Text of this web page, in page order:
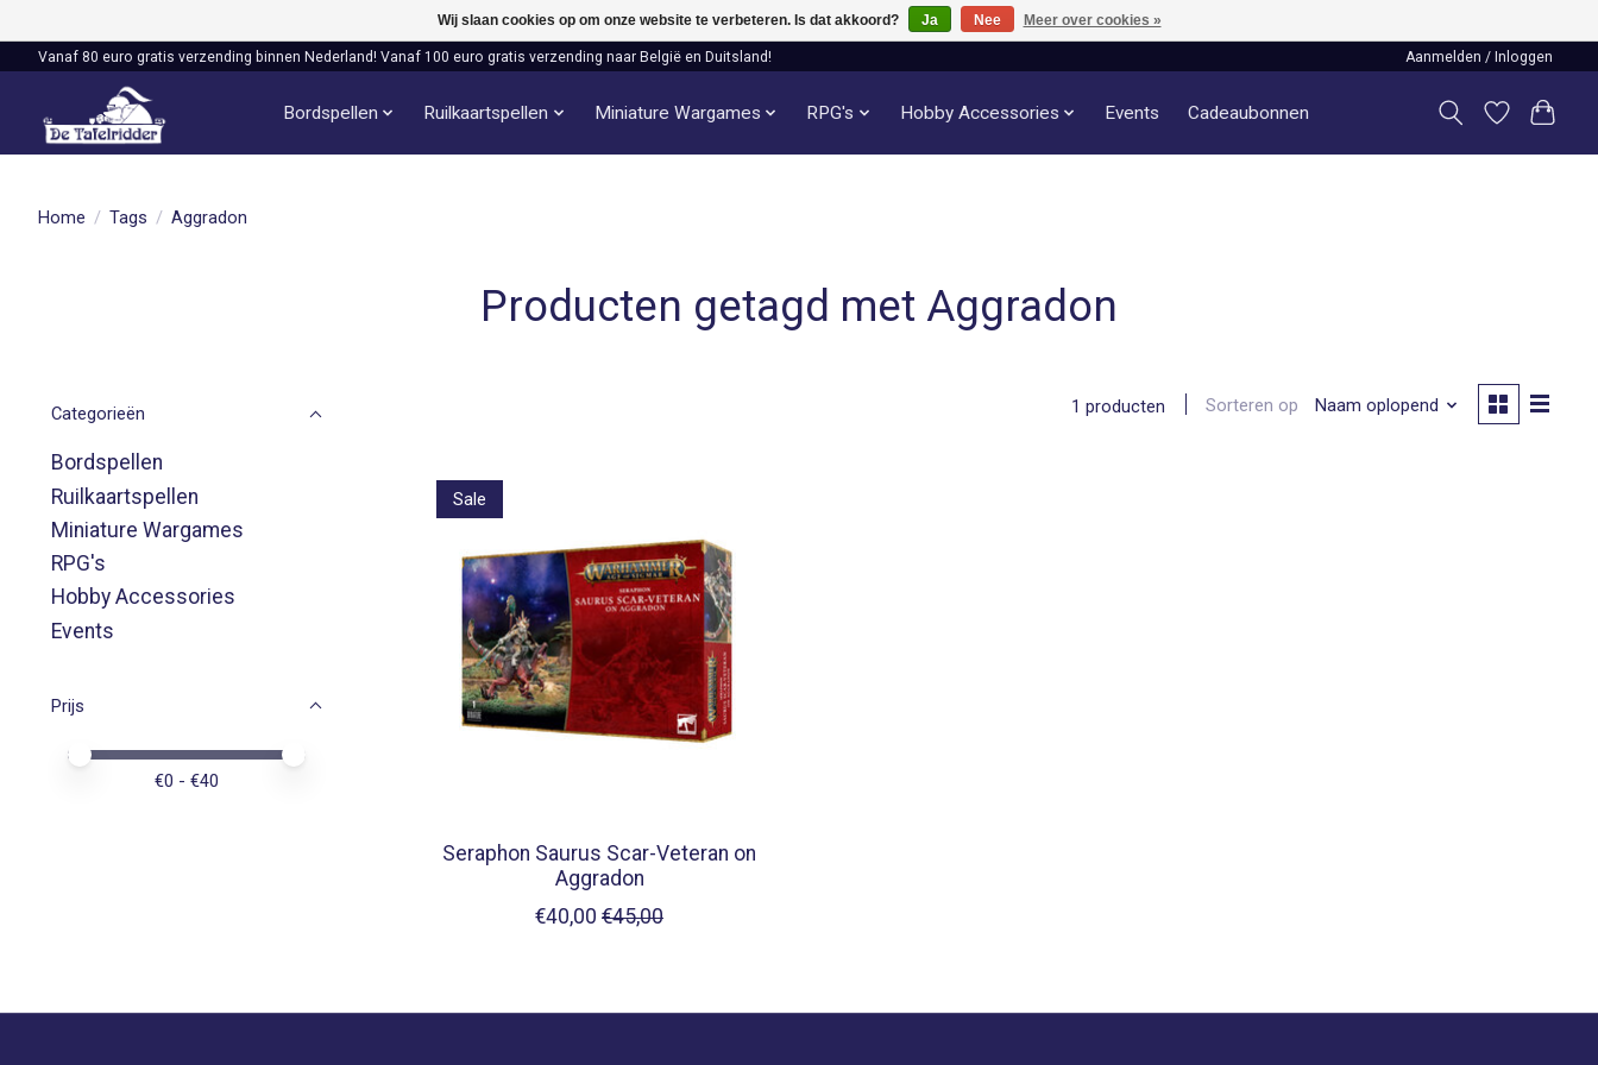
Vanaf 80 euro gratis verzending binnen Nederland! Vanaf 100 euro gratis verzending naar België en Duitsland! Aanmelden / Inloggen
Bordspellen Ruilkaartspellen Miniature Wargames RPG's Hobby Accessories Events Cadeaubonnen
Home / Tags / Aggradon
Producten getagd met Aggradon
Categorieën
Bordspellen
Ruilkaartspellen
Miniature Wargames
RPG's
Hobby Accessories
Events
Prijs
Minimale prijswaarde
Price maximum value
€0 - €40
1 producten Sorteren op Naam oplopend
Sale
Seraphon Saurus Scar-Veteran on
Aggradon
€40,00 €45,00
Wij slaan cookies op om onze website te verbeteren. Is dat akkoord? Ja Nee Meer over cookies »